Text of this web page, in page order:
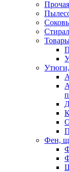
Утюги,
Фен,